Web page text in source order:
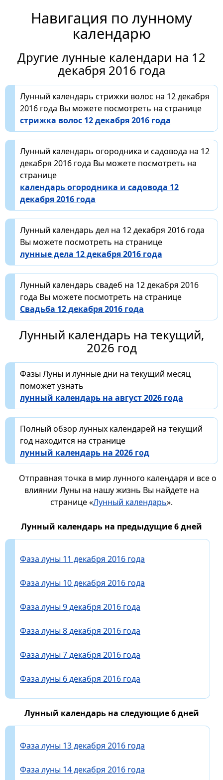
Навигация по лунному
календарю
Другие лунные календари на 12
декабря 2016 года
Лунный календарь стрижки волос на 12 декабря
2016 года Вы можете посмотреть на странице
стрижка волос 12 декабря 2016 года
Лунный календарь огородника и садовода на 12
декабря 2016 года Вы можете посмотреть на
странице
календарь огородника и садовода 12
декабря 2016 года
Лунный календарь дел на 12 декабря 2016 года
Вы можете посмотреть на странице
лунные дела 12 декабря 2016 года
Лунный календарь свадеб на 12 декабря 2016
года Вы можете посмотреть на странице
Свадьба 12 декабря 2016 года
Лунный календарь на текущий,
2026 год
Фазы Луны и лунные дни на текущий месяц
поможет узнать
лунный календарь на август 2026 года
Полный обзор лунных календарей на текущий
год находится на странице
лунный календарь на 2026 год
Отправная точка в мир лунного календаря и все о
влиянии Луны на нашу жизнь Вы найдете на
странице «Лунный календарь».
Лунный календарь на предыдущие 6 дней
Фаза луны 11 декабря 2016 года
Фаза луны 10 декабря 2016 года
Фаза луны 9 декабря 2016 года
Фаза луны 8 декабря 2016 года
Фаза луны 7 декабря 2016 года
Фаза луны 6 декабря 2016 года
Лунный календарь на следующие 6 дней
Фаза луны 13 декабря 2016 года
Фаза луны 14 декабря 2016 года